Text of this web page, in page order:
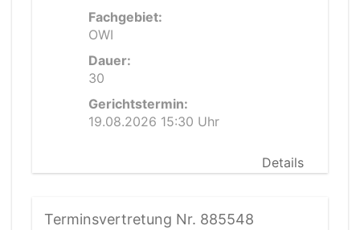
Fachgebiet:
OWI
Dauer:
30
Gerichtstermin:
19.08.2026 15:30 Uhr
Details
Terminsvertretung Nr. 885548